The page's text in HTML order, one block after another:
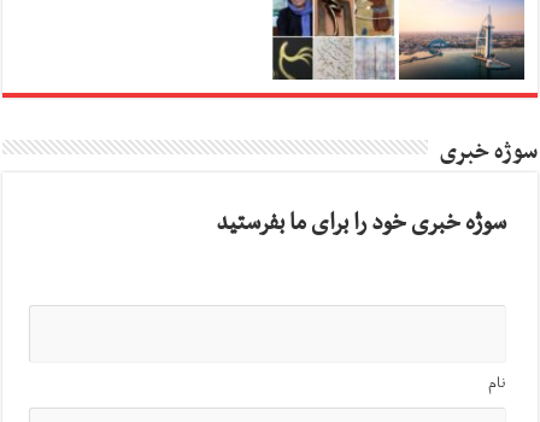
سوژه خبری
سوژه خبری خود را برای ما بفرستید
نام